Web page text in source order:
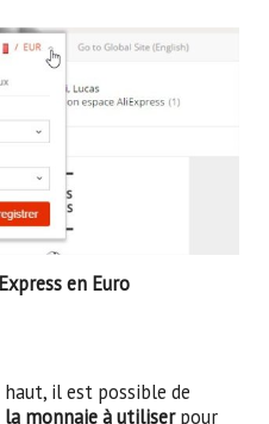
en Euro
il est possible de
la monnaie à utiliserpour